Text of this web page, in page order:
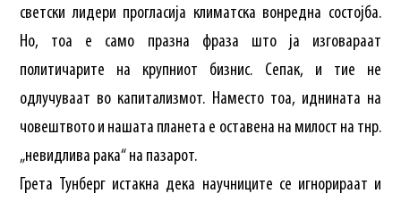
светски лидери прогласија климатска вонредна состојба.
Но, тоа е само празна фраза што ја изговараат
политичарите на крупниот бизнис. Сепак, и тие не
одлучуваат во капитализмот. Наместо тоа, иднината на
човештвото и нашата планета е оставена на милост на тнр.
„невидлива рака“ на пазарот.
Грета Тунберг истакна дека научниците се игнорираат и